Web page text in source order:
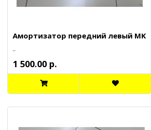
Амортизатор передний левый MK
..
1 500.00 р.